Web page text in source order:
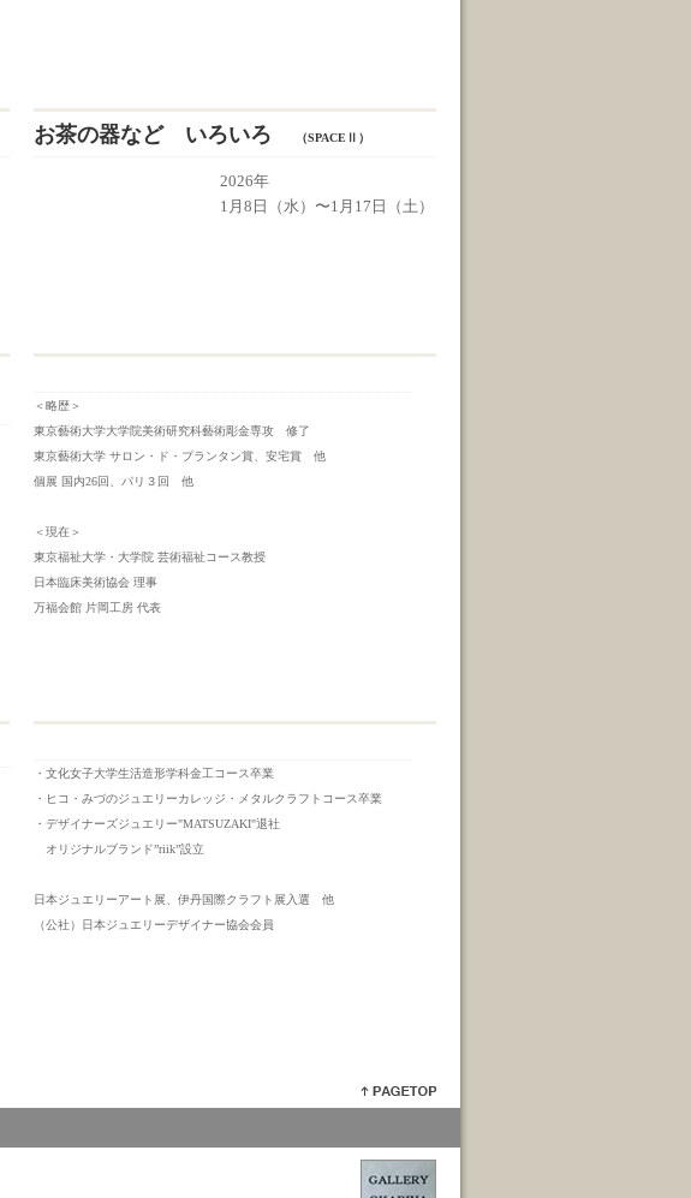
お茶の器など いろいろ （SPACEⅡ）
2026年
1月8日（水）〜1月17日（土）
＜略歴＞
東京藝術大学大学院美術研究科藝術彫金専攻 修了
東京藝術大学 サロン・ド・プランタン賞、安宅賞 他
個展 国内26回、パリ３回 他
＜現在＞
東京福祉大学・大学院 芸術福祉コース教授
日本臨床美術協会 理事
万福会館 片岡工房 代表
・文化女子大学生活造形学科金工コース卒業
・ヒコ・みづのジュエリーカレッジ・メタルクラフトコース卒業
・デザイナーズジュエリー"MATSUZAKI"退社
オリジナルブランド”riik”設立
日本ジュエリーアート展、伊丹国際クラフト展入選 他
（公社）日本ジュエリーデザイナー協会会員